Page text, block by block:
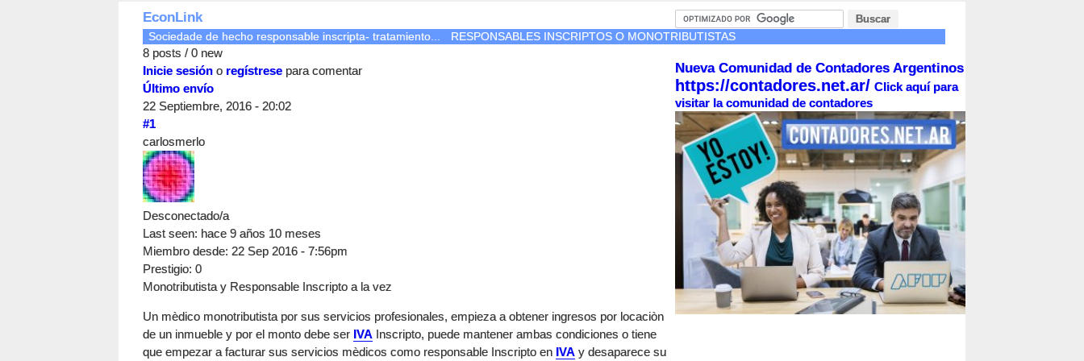
EconLink
Sociedade de hecho responsable inscripta- tratamiento... RESPONSABLES INSCRIPTOS O MONOTRIBUTISTAS
8 posts / 0 new
Inicie sesión o regístrese para comentar
Último envío
22 Septiembre, 2016 - 20:02
#1
carlosmerlo
Desconectado/a
Last seen: hace 9 años 10 meses
Miembro desde: 22 Sep 2016 - 7:56pm
Prestigio: 0
Monotributista y Responsable Inscripto a la vez
Un mèdico monotributista por sus servicios profesionales, empieza a obtener ingresos por locaciòn
de un inmueble y por el monto debe ser IVA Inscripto, puede mantener ambas condiciones o tiene
que empezar a facturar sus servicios mèdicos como responsable Inscripto en IVA y desaparece su
Nueva Comunidad de Contadores Argentinos
https://contadores.net.ar/ Click aquí para
visitar la comunidad de contadores